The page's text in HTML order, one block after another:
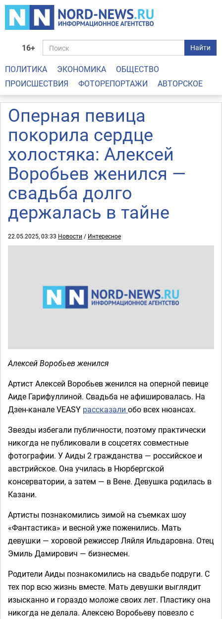
16+ Найти
ПОЛИТИКА ЭКОНОМИКА
ОБЩЕСТВО
ПРОИСШЕСТВИЯ
ФОТОРЕПОРТАЖИ АВТОРСКОЕ
Оперная певица
покорила сердце
холостяка: Алексей
Воробьев женился —
свадьба долго
держалась в тайне
22.05.2025, 03:33 Новости / Интересное
Алексей Воробьев женился
Артист Алексей Воробьев женился на оперной певице
Аиде Гарифуллиной. Свадьба не афишировалась. На
Дзен-канале VEASY рассказали обо всех нюансах.
Звезды избегали публичности, поэтому практически
никогда не публиковали в соцсетях совместные
фотографии. У Аиды 2 гражданства — российское и
австрийское. Она училась в Нюрбергской
консерватории, а затем — в Вене. Девушка родилась в
Казани.
Артисты познакомились зимой на съемках шоу
«Фантастика» и весной уже поженились. Мать
девушки — хоровой режиссер Ляйля Ильдаровна. Отец
Эмиль Дамирович — бизнесмен.
Родители Аиды познакомились на свадьбе подруги. С
тех пор всю жизнь вместе. Мать девушки выглядит
изысканно и гораздо моложе своих лет. Пластику она
никогда не делала. Алексею Воробьеву повезло с